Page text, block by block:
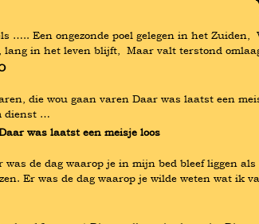
….. Een ongezonde poel gelegen in het
lang in het leven blijft,  Maar valt terstond
die wou gaan varen Daar was laatst een
dienst …
was laatst een meisje loos
was de dag waarop je in mijn bed bleef liggen
Er was de dag waarop je wilde weten wat ik